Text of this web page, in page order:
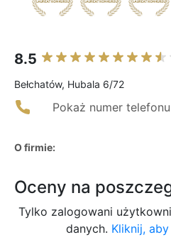
8.5
Bełchatów, Hubala 6/72
Pokaż numer telefonu
O firmie:
Oceny na
Tylko zalogowani
danych. Kliknij,